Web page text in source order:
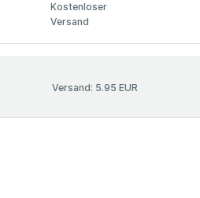
Kostenloser
Versand
Versand: 5.95 EUR